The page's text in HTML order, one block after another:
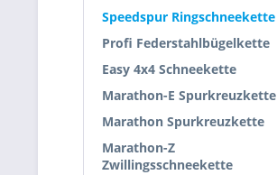
Speedspur Ringschneekette
Profi Federstahlbügelkette
Easy 4x4 Schneekette
Marathon-E Spurkreuzkette
Marathon Spurkreuzkette
Marathon-Z
Zwillingsschneekette